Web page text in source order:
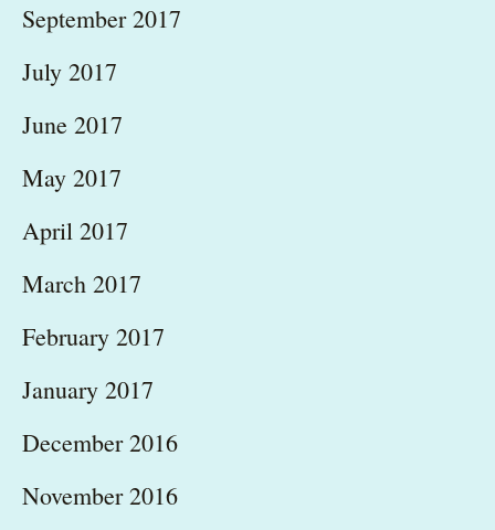
September 2017
July 2017
June 2017
May 2017
April 2017
March 2017
February 2017
January 2017
December 2016
November 2016